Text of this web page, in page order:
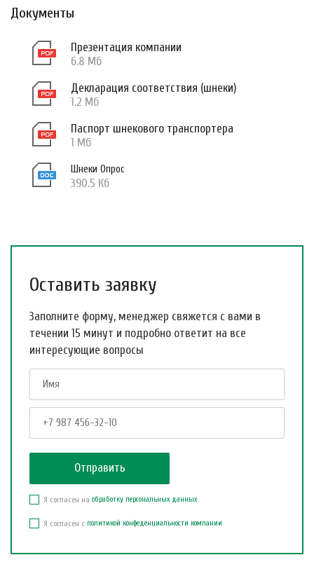
Документы
Презентация компании
6.8 Мб
Декларация соответствия (шнеки)
1.2 Мб
Паспорт шнекового транспортера
1 Мб
Шнеки Опрос
390.5 Кб
Оставить заявку
Заполните форму, менеджер свяжется с вами в
течении 15 минут и подробно ответит на все
интересующие вопросы
Я согласен на обработку персональных данных
Я согласен с политикой конфеденциальности компании